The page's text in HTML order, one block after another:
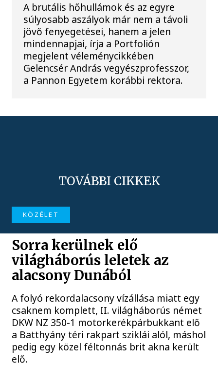
A brutális hőhullámok és az egyre
súlyosabb aszályok már nem a távoli
jövő fenyegetései, hanem a jelen
mindennapjai, írja a Portfolión
megjelent véleménycikkében
Gelencsér András vegyészprofesszor,
a Pannon Egyetem korábbi rektora.
TOVÁBBI CIKKEK
KÖZÉLET
Sorra kerülnek elő
világháborús leletek az
alacsony Dunából
A folyó rekordalacsony vízállása miatt egy
csaknem komplett, II. világháborús német
DKW NZ 350-1 motorkerékpárbukkant elő
a Batthyány téri rakpart sziklái alól, máshol
pedig egy közel féltonnás brit akna került
elő.